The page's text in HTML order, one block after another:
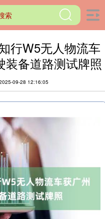
行W5无人物流车
装备道路测试牌照
09-28 12:16:05